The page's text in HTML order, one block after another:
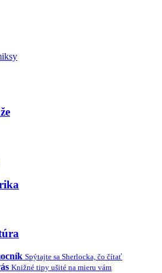
Spýtajte sa Sherlocka, čo čítať
Knižné tipy ušité na mieru vám